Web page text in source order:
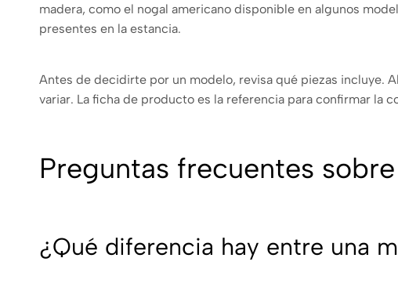
madera, como el nogal americano disponible en algunos
presentes en la estancia.
Antes de decidirte por un modelo, revisa qué piezas incluye.
variar. La ficha de producto es la referencia para confirmar la
Preguntas frecuentes
¿Qué diferencia hay entre una